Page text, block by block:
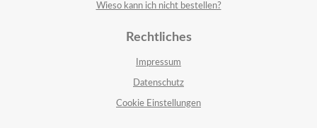
Wieso kann ich nicht bestellen?
Rechtliches
Impressum
Datenschutz
Cookie Einstellungen